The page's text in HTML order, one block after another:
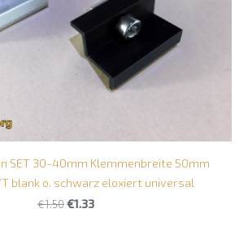
SET 30-40mm Klemmenbreite 50mm
blank o. schwarz eloxiert universal
€1.50€1.33